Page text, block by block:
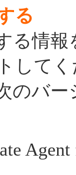
る
る情
して
のバ